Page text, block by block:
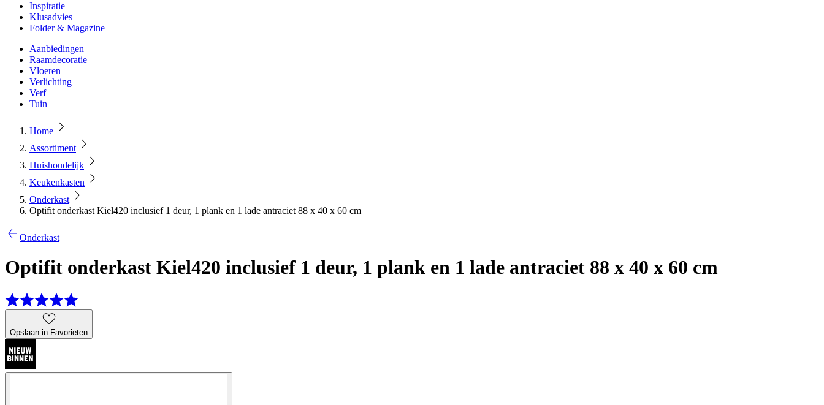
Inspiratie
Klusadvies
Folder & Magazine
Aanbiedingen
Raamdecoratie
Vloeren
Verlichting
Verf
Tuin
Home
Assortiment
Huishoudelijk
Keukenkasten
Onderkast
Optifit onderkast Kiel420 inclusief 1 deur, 1 plank en 1 lade antraciet 88 x 40 x 60 cm
Onderkast
Optifit onderkast Kiel420 inclusief 1 deur, 1 plank en 1 lade antraciet 88 x 40 x 60 cm
Opslaan in Favorieten